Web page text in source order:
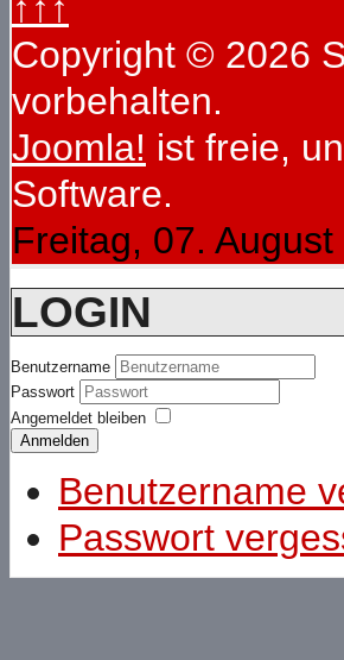
↑↑↑
Copyright © 2026
vorbehalten.
Joomla! ist freie,
Software.
Freitag, 07. August
LOGIN
Benutzername
Passwort
Angemeldet bleiben
Anmelden
Benutzername
Passwort